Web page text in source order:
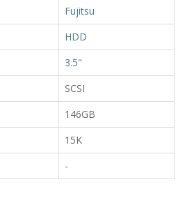
Fujitsu
HDD
3.5"
SCSI
146GB
15K
-